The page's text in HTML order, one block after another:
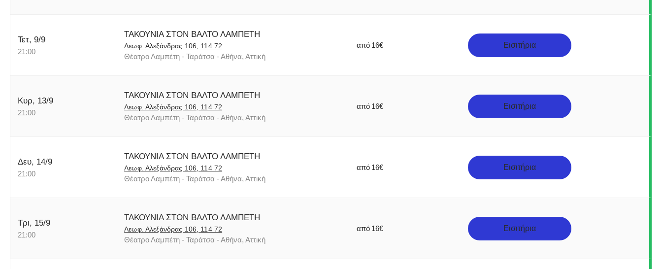
Τετ, 9/9
21:00
ΤΑΚΟΥΝΙΑ ΣΤΟΝ ΒΑΛΤΟ ΛΑΜΠΕΤΗ
Λεωφ. Αλεξάνδρας 106, 114 72
Θέατρο Λαμπέτη - Ταράτσα - Αθήνα, Αττική
από 16€ Εισιτήρια
Κυρ, 13/9
21:00
ΤΑΚΟΥΝΙΑ ΣΤΟΝ ΒΑΛΤΟ ΛΑΜΠΕΤΗ
Λεωφ. Αλεξάνδρας 106, 114 72
Θέατρο Λαμπέτη - Ταράτσα - Αθήνα, Αττική
από 16€ Εισιτήρια
Δευ, 14/9
21:00
ΤΑΚΟΥΝΙΑ ΣΤΟΝ ΒΑΛΤΟ ΛΑΜΠΕΤΗ
Λεωφ. Αλεξάνδρας 106, 114 72
Θέατρο Λαμπέτη - Ταράτσα - Αθήνα, Αττική
από 16€ Εισιτήρια
Τρι, 15/9
21:00
ΤΑΚΟΥΝΙΑ ΣΤΟΝ ΒΑΛΤΟ ΛΑΜΠΕΤΗ
Λεωφ. Αλεξάνδρας 106, 114 72
Θέατρο Λαμπέτη - Ταράτσα - Αθήνα, Αττική
από 16€ Εισιτήρια